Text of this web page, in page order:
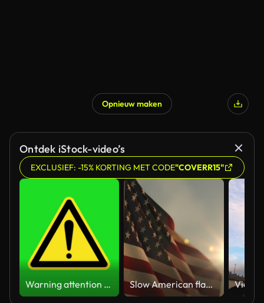
Opnieuw maken
Ontdek iStock-video’s
EXCLUSIEF: -15% KORTING MET CODE"COVERR15"
Warning attention yellow hazard message street sign 4k green screen caution animation Slow American flag at sunset during Memorial Day in the United States